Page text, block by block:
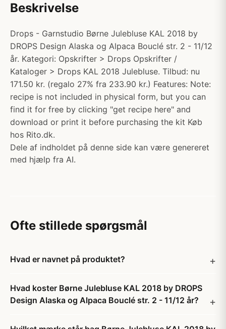
Beskrivelse
Drops - Garnstudio Børne Julebluse KAL 2018 by
DROPS Design Alaska og Alpaca Bouclé str. 2 - 11/12
år. Kategori: Opskrifter > Drops Opskrifter /
Kataloger > Drops KAL 2018 Julebluse. Tilbud: nu
171.50 kr. (regalo 27% fra 233.90 kr.) Features: Note:
recipe is not included in physical form, but you can
find it for free by clicking "get recipe here" and
download or print it before purchasing the kit Køb
hos Rito.dk.
Dele af indholdet på denne side kan være genereret
med hjælp fra AI.
Ofte stillede spørgsmål
Hvad er navnet på produktet?
Hvad koster Børne Julebluse KAL 2018 by DROPS
Design Alaska og Alpaca Bouclé str. 2 - 11/12 år?